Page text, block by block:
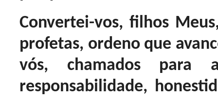
Convertei-vos, filhos
profetas, ordeno que
vós, chamados para
responsabilidade,